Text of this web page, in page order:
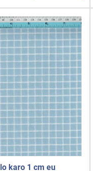
karo 1 cm eu